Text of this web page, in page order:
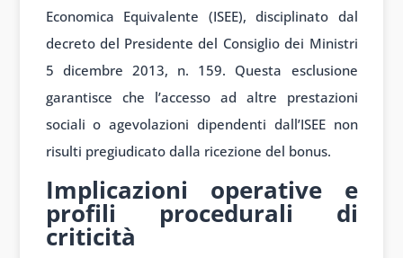
Economica Equivalente (ISEE), disciplinato dal
decreto del Presidente del Consiglio dei Ministri
5 dicembre 2013, n. 159. Questa esclusione
garantisce che l’accesso ad altre prestazioni
sociali o agevolazioni dipendenti dall’ISEE non
risulti pregiudicato dalla ricezione del bonus.
Implicazioni operative e
profili procedurali di
criticità